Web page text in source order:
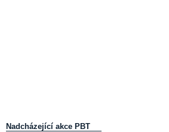
Nadcházející akce PBT